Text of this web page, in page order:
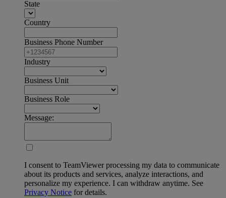
State
Country
Business Phone Number
Industry
Business Unit
Business Role
Message:
I consent to TeamViewer processing my data to communicate
about its products and services, analyze interactions, and
personalize my experience. I can withdraw anytime. See
Privacy Notice for details.